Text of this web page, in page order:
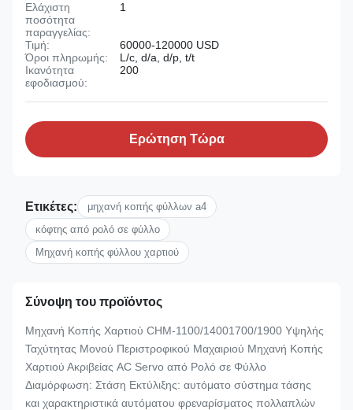
Ελάχιστη
ποσότητα
παραγγελίας:
1
Τιμή:
60000-120000 USD
Όροι πληρωμής:
L/c, d/a, d/p, t/t
Ικανότητα
εφοδιασμού:
200
Ερώτηση Τώρα
Ετικέτες:
μηχανή κοπής φύλλων a4
κόφτης από ρολό σε φύλλο
Μηχανή κοπής φύλλου χαρτιού
Σύνοψη του προϊόντος
Μηχανή Κοπής Χαρτιού CHM-1100/14001700/1900 Υψηλής
Ταχύτητας Μονού Περιστροφικού Μαχαιριού Μηχανή Κοπής
Χαρτιού Ακριβείας AC Servo από Ρολό σε Φύλλο
Διαμόρφωση: Στάση Εκτύλιξης: αυτόματο σύστημα τάσης
και χαρακτηριστικά αυτόματου φρεναρίσματος πολλαπλών